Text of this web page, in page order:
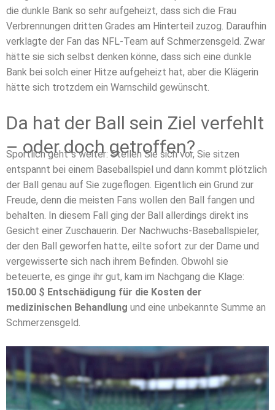
die dunkle Bank so sehr aufgeheizt, dass sich die Frau
Verbrennungen dritten Grades am Hinterteil zuzog. Daraufhin
verklagte der Fan das NFL-Team auf Schmerzensgeld. Zwar
hätte sie sich selbst denken könne, dass sich eine dunkle
Bank bei solch einer Hitze aufgeheizt hat, aber die Klägerin
hätte sich trotzdem ein Warnschild gewünscht.
Da hat der Ball sein Ziel verfehlt
– oder doch getroffen?
Sportlich geht´s weiter: Stellen Sie sich vor, Sie sitzen
entspannt bei einem Baseballspiel und dann kommt plötzlich
der Ball genau auf Sie zugeflogen. Eigentlich ein Grund zur
Freude, denn die meisten Fans wollen den Ball fangen und
behalten. In diesem Fall ging der Ball allerdings direkt ins
Gesicht einer Zuschauerin. Der Nachwuchs-Baseballspieler,
der den Ball geworfen hatte, eilte sofort zur der Dame und
vergewisserte sich nach ihrem Befinden. Obwohl sie
beteuerte, es ginge ihr gut, kam im Nachgang die Klage:
150.00 $ Entschädigung für die Kosten der
medizinischen Behandlung und eine unbekannte Summe an
Schmerzensgeld.